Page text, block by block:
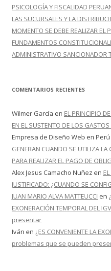
PSICOLOGÍA Y FISCALIDAD
LAS SUCURSALES Y LA
MOMENTO SE DEBE REALIZAR EL
FUNDAMENTOS
ADMINISTRATIVO SANCIONADOR
COMENTARIOS RECIENTES
Wilmer García en EL PRINCIPIO
EN EL SUSTENTO DE LOS
Empresa de Diseño Web en Perú
GENERAN CUANDO SE UTILIZA LA
PARA REALIZAR EL PAGO DE
Alex Jesus Camacho Nuñez en
JUSTIFICADO: ¿CUANDO SE
JUAN MARIO ALVA MATTEUCCI en
EXONERACIÓN TEMPORAL DEL
presentar
Iván en ¿ES CONVENIENTE LA
problemas que se pueden